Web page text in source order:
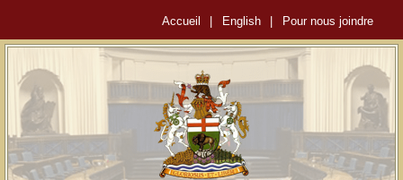
Accueil English Pour nous joindre